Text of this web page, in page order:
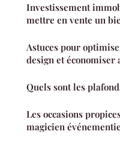
Investissement
mettre en vente un
Astuces pour
design et économiser
Quels sont les
Les occasions
magicien